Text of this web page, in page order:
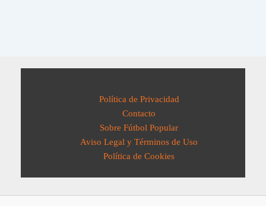
Política de Privacidad
Contacto
Sobre Fútbol Popular
Aviso Legal y Términos de Uso
Política de Cookies